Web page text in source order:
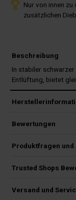
Nur von innen
zusätzlichen
Beschreibung
In stabiler schwarzer
Entlüftung, bietet
Bewertungen
Produktfragen und
Trusted Shops
Versand und